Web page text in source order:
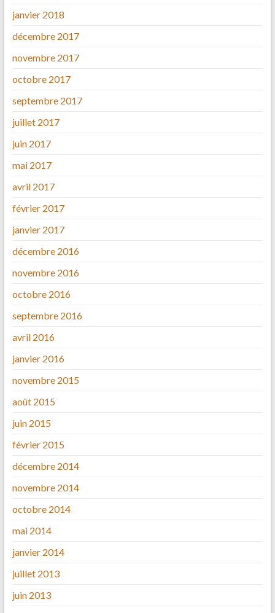
janvier 2018
décembre 2017
novembre 2017
octobre 2017
septembre 2017
juillet 2017
juin 2017
mai 2017
avril 2017
février 2017
janvier 2017
décembre 2016
novembre 2016
octobre 2016
septembre 2016
avril 2016
janvier 2016
novembre 2015
août 2015
juin 2015
février 2015
décembre 2014
novembre 2014
octobre 2014
mai 2014
janvier 2014
juillet 2013
juin 2013